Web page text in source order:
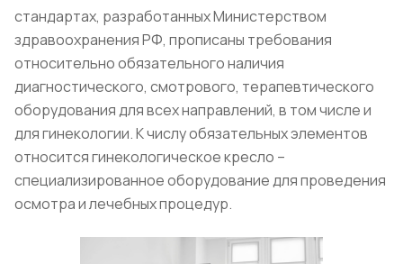
стандартах, разработанных Министерством
здравоохранения РФ, прописаны требования
относительно обязательного наличия
диагностического, смотрового, терапевтического
оборудования для всех направлений, в том числе и
для гинекологии. К числу обязательных элементов
относится гинекологическое кресло –
специализированное оборудование для проведения
осмотра и лечебных процедур.